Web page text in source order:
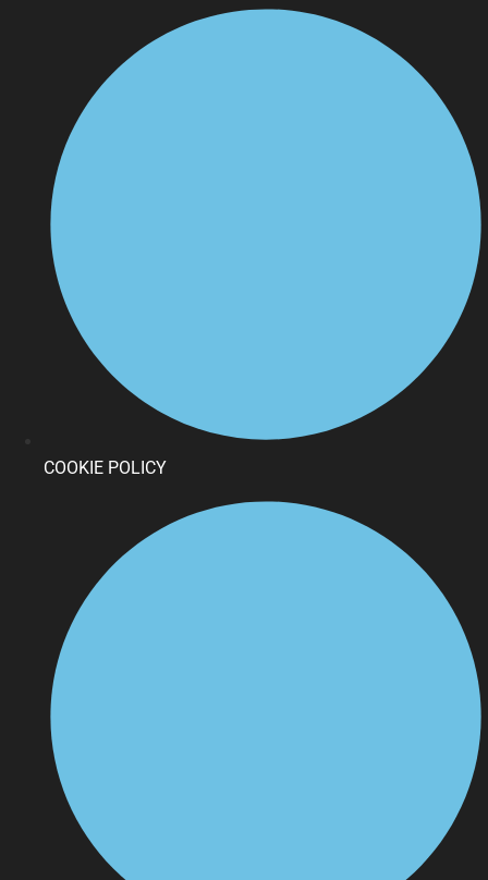
COOKIE POLICY